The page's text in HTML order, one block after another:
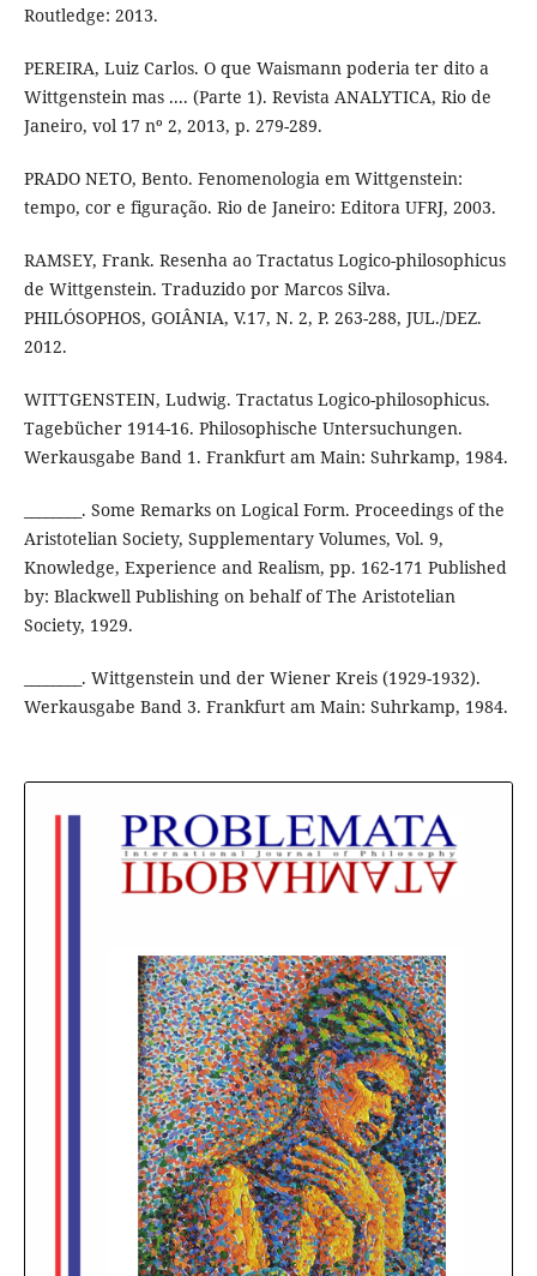
Routledge: 2013.
PEREIRA, Luiz Carlos. O que Waismann poderia ter dito a
Wittgenstein mas .... (Parte 1). Revista ANALYTICA, Rio de
Janeiro, vol 17 nº 2, 2013, p. 279-289.
PRADO NETO, Bento. Fenomenologia em Wittgenstein:
tempo, cor e figuração. Rio de Janeiro: Editora UFRJ, 2003.
RAMSEY, Frank. Resenha ao Tractatus Logico-philosophicus
de Wittgenstein. Traduzido por Marcos Silva.
PHILÓSOPHOS, GOIÂNIA, V.17, N. 2, P. 263-288, JUL./DEZ.
2012.
WITTGENSTEIN, Ludwig. Tractatus Logico-philosophicus.
Tagebücher 1914-16. Philosophische Untersuchungen.
Werkausgabe Band 1. Frankfurt am Main: Suhrkamp, 1984.
________. Some Remarks on Logical Form. Proceedings of the
Aristotelian Society, Supplementary Volumes, Vol. 9,
Knowledge, Experience and Realism, pp. 162-171 Published
by: Blackwell Publishing on behalf of The Aristotelian
Society, 1929.
________. Wittgenstein und der Wiener Kreis (1929-1932).
Werkausgabe Band 3. Frankfurt am Main: Suhrkamp, 1984.